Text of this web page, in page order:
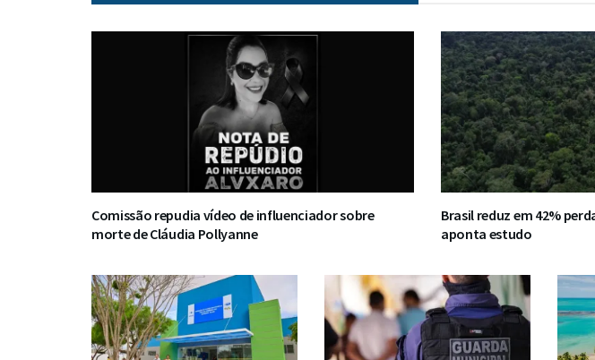
Comissão repudia vídeo de influenciador sobre
morte de Cláudia Pollyanne
Brasil reduz em 42%
aponta estudo